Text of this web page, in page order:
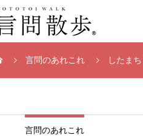
言問のあれこれ したま
言問のあれこれ